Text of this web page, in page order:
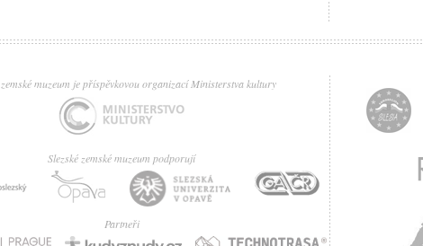
zemské muzeum je příspěvkovou organizací Ministerstva kultury
Slezské zemské muzeum podporují
Partneři